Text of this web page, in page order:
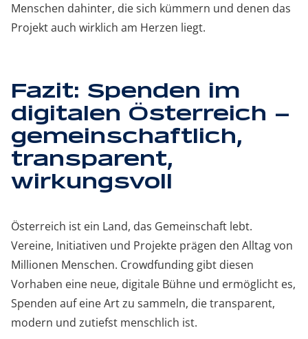
Menschen dahinter, die sich kümmern und denen das
Projekt auch wirklich am Herzen liegt.
Fazit: Spenden im
digitalen Österreich –
gemeinschaftlich,
transparent,
wirkungsvoll
Österreich ist ein Land, das Gemeinschaft lebt.
Vereine, Initiativen und Projekte prägen den Alltag von
Millionen Menschen. Crowdfunding gibt diesen
Vorhaben eine neue, digitale Bühne und ermöglicht es,
Spenden auf eine Art zu sammeln, die transparent,
modern und zutiefst menschlich ist.